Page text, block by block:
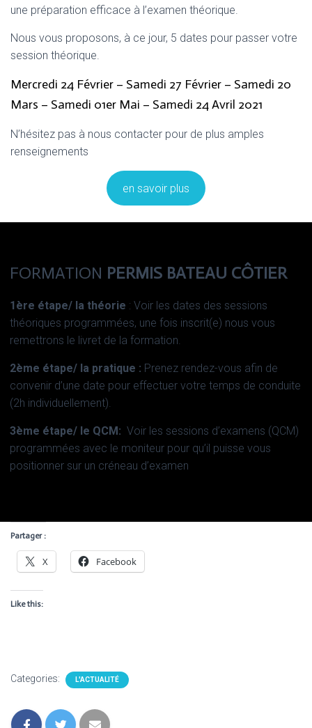
une préparation efficace à l’examen théorique.
Nous vous proposons, à ce jour, 5 dates pour passer votre
session théorique.
Mercredi 24 Février – Samedi 27 Février – Samedi 20
Mars – Samedi 01er Mai – Samedi 24 Avril 2021
N’hésitez pas à nous contacter pour de plus amples
renseignements
en savoir plus
FORMATION PERMIS BATEAU CÔTIER
1ère étape/ la théorie : Voir les dates des sessions
théoriques programmées, une fois inscrit(e) nous vous
remettrons le livret de la formation.
2ème étape/ la pratique : Prenez rendez-vous afin de
convenir d’une date pour effectuer votre temps de conduite
(2h individuellement).
3ème étape/ le QCM: Voir les sessions d’examens (QCM)
programmées avec le moniteur pour qu’il puisse vous
positionner sur un créneau d’examen
Partager :
X Facebook
Like this:
Categories: L'ACTUALITÉ